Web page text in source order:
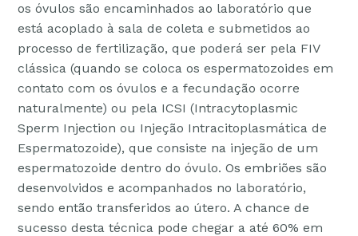
os óvulos são encaminhados ao laboratório que
está acoplado à sala de coleta e submetidos ao
processo de fertilização, que poderá ser pela FIV
clássica (quando se coloca os espermatozoides em
contato com os óvulos e a fecundação ocorre
naturalmente) ou pela ICSI (Intracytoplasmic
Sperm Injection ou Injeção Intracitoplasmática de
Espermatozoide), que consiste na injeção de um
espermatozoide dentro do óvulo. Os embriões são
desenvolvidos e acompanhados no laboratório,
sendo então transferidos ao útero. A chance de
sucesso desta técnica pode chegar a até 60% em